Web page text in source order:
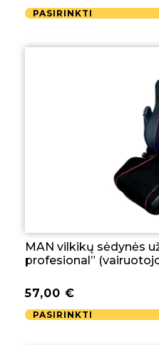
PASIRINKTI
MAN vilkikų sėdynės
profesional”
57,00 €
PASIRINKTI